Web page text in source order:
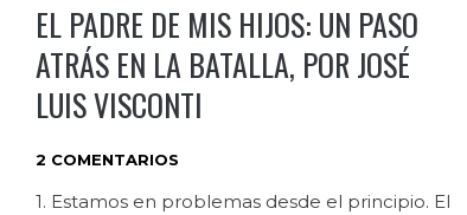
EL PADRE DE MIS HIJOS: UN PASO
ATRÁS EN LA BATALLA, POR JOSÉ
LUIS VISCONTI
2 COMENTARIOS
1. Estamos en problemas desde el principio. El